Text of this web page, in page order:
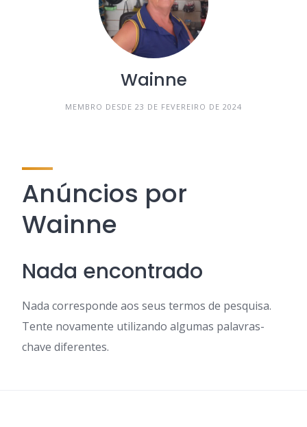
Wainne
MEMBRO DESDE 23 DE FEVEREIRO DE 2024
Anúncios por
Wainne
Nada encontrado
Nada corresponde aos seus termos de pesquisa.
Tente novamente utilizando algumas palavras-
chave diferentes.